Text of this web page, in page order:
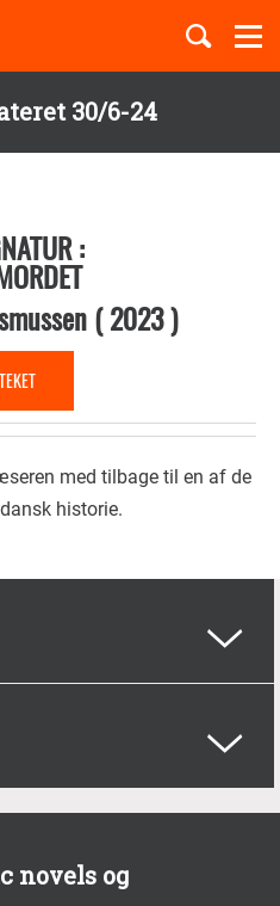
30/6-24
Børnebøger
Temaer
:
(2023)
med tilbage til en af de
historie.
novels og